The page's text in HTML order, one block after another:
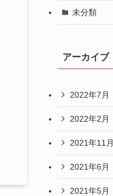
未分類
アーカイブ
2022年7月
2022年2月
2021年11月
2021年6月
2021年5月